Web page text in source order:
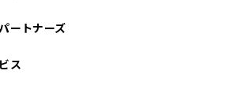
ートナーズ
ス